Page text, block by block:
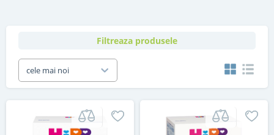
Filtreaza produsele
cele mai noi